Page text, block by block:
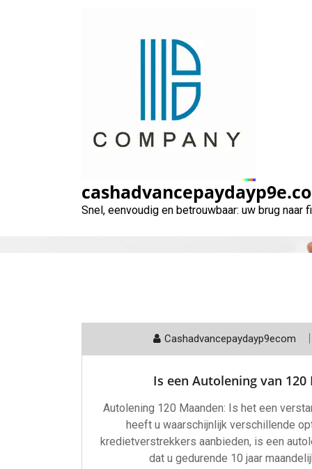
Snel, eenvoudig en betrouwbaar: uw brug naar
Cashadvancepaydayp9ecom
Is een Autolening van 120
Autolening 120 Maanden: Is het een
heeft u waarschijnlijk verschillende
kredietverstrekkers aanbieden, is een
dat u gedurende 10 jaar